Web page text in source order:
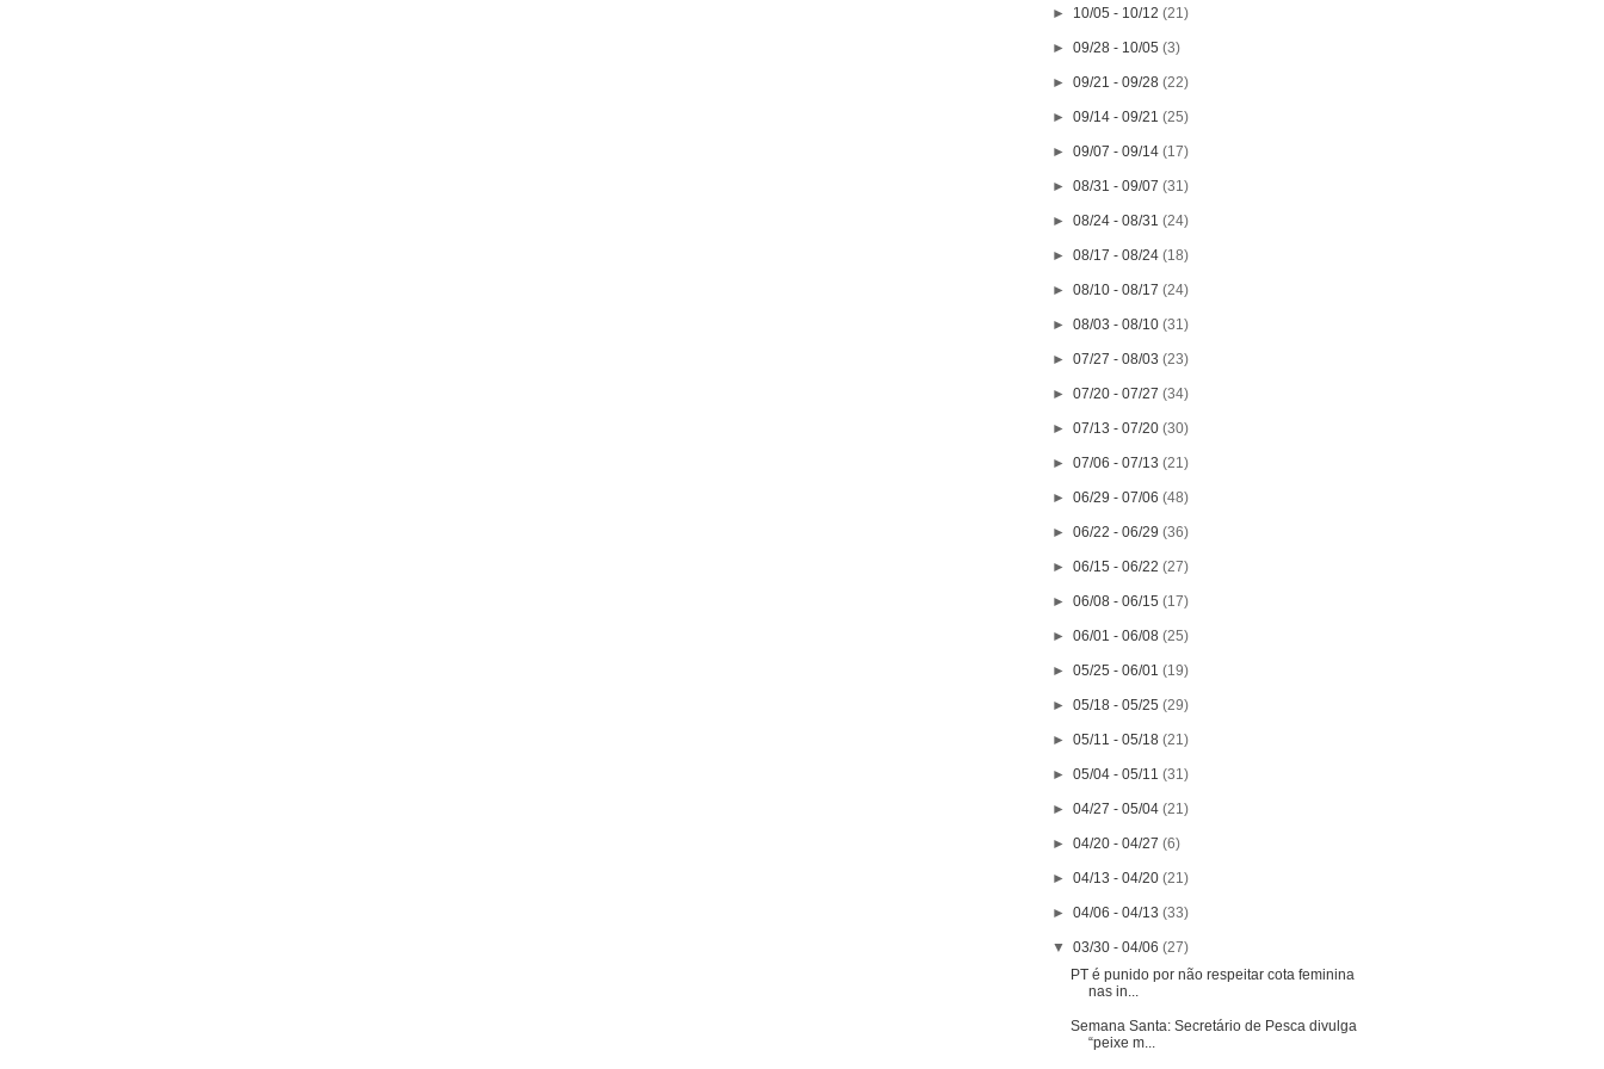
► 10/05 - 10/12(21)
►09/28 - 10/05(3)
►09/21 - 09/28(22)
►09/14 - 09/21(25)
►09/07 - 09/14(17)
►08/31 - 09/07(31)
►08/24 - 08/31(24)
►08/17 - 08/24(18)
►08/10 - 08/17(24)
►08/03 - 08/10(31)
►07/27 - 08/03(23)
►07/20 - 07/27(34)
►07/13 - 07/20(30)
►07/06 - 07/13(21)
►06/29 - 07/06(48)
►06/22 - 06/29(36)
►06/15 - 06/22(27)
►06/08 - 06/15(17)
►06/01 - 06/08(25)
►05/25 - 06/01(19)
►05/18 - 05/25(29)
►05/11 - 05/18(21)
►05/04 - 05/11(31)
►04/27 - 05/04(21)
►04/20 - 04/27(6)
►04/13 - 04/20(21)
►04/06 - 04/13(33)
▼03/30 - 04/06(27)
PT é punido por não respeitar cota feminina
nas in...
Semana Santa: Secretário de Pesca divulga
“peixe m...